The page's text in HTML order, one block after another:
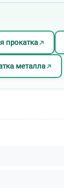
прокатка
металла